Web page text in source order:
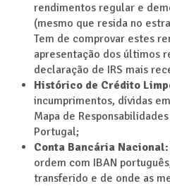
rendimentos regular e
(mesmo que resida no
Tem de comprovar estes
apresentação dos últimos
declaração de IRS mais
Histórico de Crédito
incumprimentos, dívidas
Mapa de
Portugal;
Conta Bancária Nacional:
ordem com IBAN
transferido e de onde as